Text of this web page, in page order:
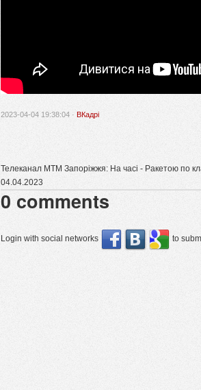
2023-04-04 19:38:04 · ВКадрі
Телеканал МТМ Запоріжжя: На часі - Ракетою по
04.04.2023
0 comments
Login with social networks to